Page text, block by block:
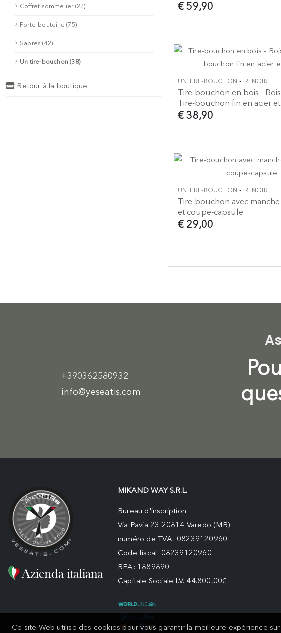
Coffret sommelier (22)
Porte-bouteille (75)
Sabres (42)
Un tire-bouchon (38)
Retour à la boutique
€ 59,90
UN TIRE-BOUCHON - RENOIR
Tire-bouchon en bois -
Tire-bouchon fin en acier
€ 38,90
UN TIRE-BOUCHON - RENOIR
Tire-bouchon avec
et coupe-capsule
€ 29,00
+390362580932
info@yeseatis.com
MIKAND WAY S.R.L.
Bureau d'inscription
Via Pavia 23 20814 Varedo (MB)
numéro de TVA: 08239120960
Code fiscal: 08239120960
REA: 1889890
Capitale Sociale I.V. 44.800,00€
Ce site Web utilise des cookies pour vous garantir la meilleure expérience